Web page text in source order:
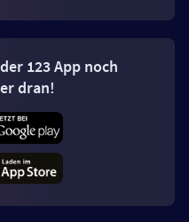
123 App noch
dran!